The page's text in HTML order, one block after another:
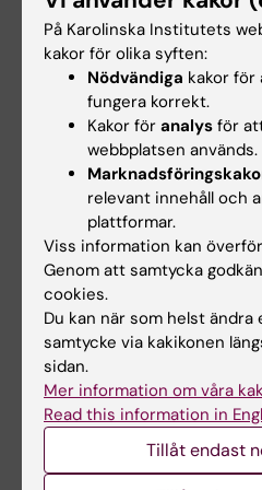
Tillsammans kan vi
Gonçalo Castelo-Branco.
Om Gonçalo
Namn:Gonçalo Castelo-
Titel:Professor i
för medicinsk biokemi och
Institutet.
Ålder:48.
Familj:Fru och två barn
släkt i både Portugal och
Så kopplar jag av:Jag är
handbollsspelande.
Förebild:
Min bror som är
På Karolinska Institutets
kakor för olika syften:
Nödvändiga kakor för
fungera korrekt.
Kakor för analys för
webbplatsen används.
relevant innehåll och
plattformar.
Viss information kan
Genom att samtycka
cookies.
Du kan när som helst
samtycke via kakikonen
sidan.
Mer information om våra
Read this information in
Tillåt endast